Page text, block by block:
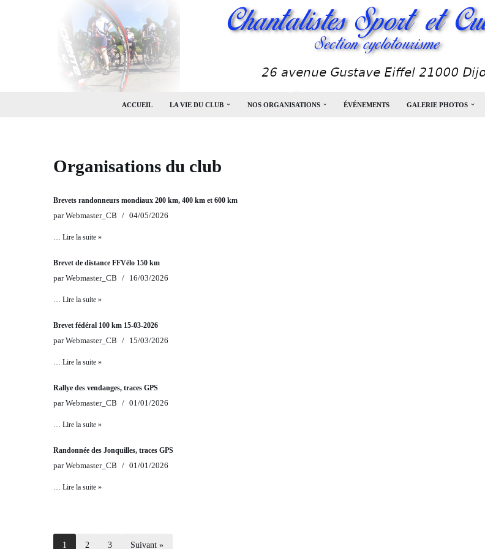
ACCUEIL LA VIE DU CLUB NOS ORGANISATIONS ÉVÉNEMENTS GALERIE PHOTOS
Organisations du club
Brevets randonneurs mondiaux 200 km, 400 km et 600 km
parWebmaster_CB 04/05/2026
… Lire la suite »
Brevet de distance FFVélo 150 km
parWebmaster_CB 16/03/2026
… Lire la suite »
Brevet fédéral 100 km 15-03-2026
parWebmaster_CB 15/03/2026
… Lire la suite »
Rallye des vendanges, traces GPS
parWebmaster_CB 01/01/2026
… Lire la suite »
Randonnée des Jonquilles, traces GPS
parWebmaster_CB 01/01/2026
… Lire la suite »
1 2 3 Suivant »